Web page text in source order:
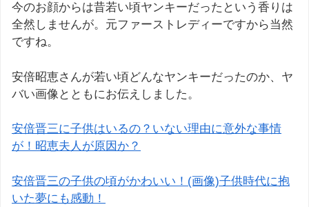
今のお顔からは昔若い頃ヤンキーだったという香りは
全然しませんが。元ファーストレディーですから当然
ですね。
安倍昭恵さんが若い頃どんなヤンキーだったのか、ヤ
バい画像とともにお伝えしました。
安倍晋三に子供はいるの？いない理由に意外な事情
が！昭恵夫人が原因か？
安倍晋三の子供の頃がかわいい！(画像)子供時代に抱
いた夢にも感動！